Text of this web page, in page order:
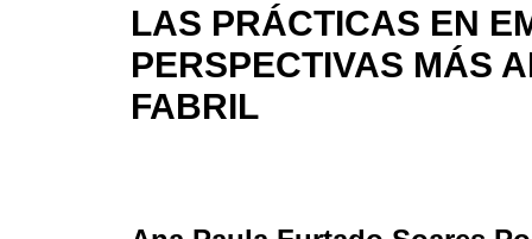
LAS PRÁCTICAS EN
PERSPECTIVAS MÁS
FABRIL